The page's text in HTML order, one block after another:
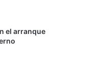
el arranque